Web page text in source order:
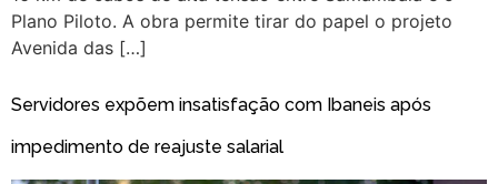
Plano Piloto. A obra permite tirar do papel o projeto
Avenida das […]
Servidores expõem insatisfação com Ibaneis após
impedimento de reajuste salarial